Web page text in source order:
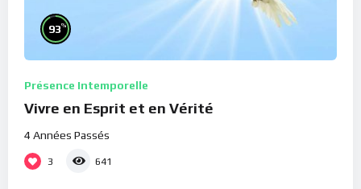
93%
Présence Intemporelle
Vivre en Esprit et en Vérité
4 Années Passés
3 641